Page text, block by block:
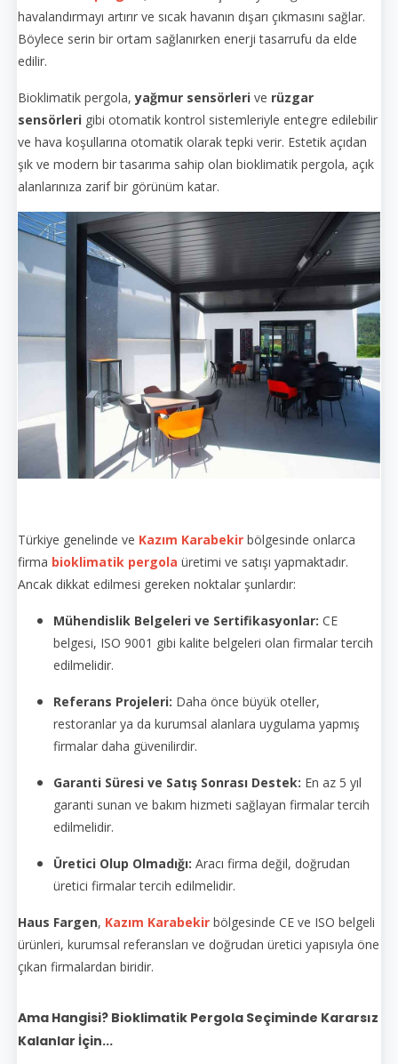
havalandırmayı artırır ve sıcak havanın dışarı çıkmasını sağlar.
Böylece serin bir ortam sağlanırken enerji tasarrufu da elde
edilir.
Bioklimatik pergola,yağmur sensörleri ve rüzgar
sensörleri gibi otomatik kontrol sistemleriyle entegre edilebilir
ve hava koşullarına otomatik olarak tepki verir. Estetik açıdan
şık ve modern bir tasarıma sahip olan bioklimatik pergola, açık
alanlarınıza zarif bir görünüm katar.
Türkiye genelinde ve Kazım Karabekir bölgesinde onlarca
firma bioklimatik pergola üretimi ve satışı yapmaktadır.
Ancak dikkat edilmesi gereken noktalar şunlardır:
Mühendislik Belgeleri ve Sertifikasyonlar: CE
belgesi, ISO 9001 gibi kalite belgeleri olan firmalar tercih
edilmelidir.
Referans Projeleri: Daha önce büyük oteller,
restoranlar ya da kurumsal alanlara uygulama yapmış
firmalar daha güvenilirdir.
Garanti Süresi ve Satış Sonrası Destek: En az 5 yıl
garanti sunan ve bakım hizmeti sağlayan firmalar tercih
edilmelidir.
Üretici Olup Olmadığı: Aracı firma değil, doğrudan
üretici firmalar tercih edilmelidir.
Haus Fargen, Kazım Karabekir bölgesinde CE ve ISO belgeli
ürünleri, kurumsal referansları ve doğrudan üretici yapısıyla öne
çıkan firmalardan biridir.
Ama Hangisi? Bioklimatik Pergola Seçiminde Kararsız
Kalanlar İçin...